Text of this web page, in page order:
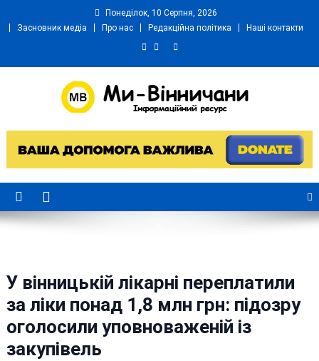
Понеділок, 10 Серпня, 2026
Засновник медіа
Про нас Редакційна політика Наші контакти
Ми Вінничани
У вінницькій лікарні переплатили
за ліки понад 1,8 млн грн: підозру
оголосили уповноваженій із
закупівель